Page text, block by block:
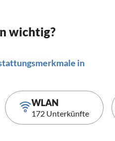
wichtig?
in
WLAN
172 Unterkünfte